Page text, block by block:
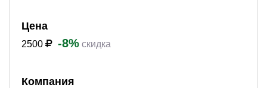
Цена
2500 -8% скидка
Компания